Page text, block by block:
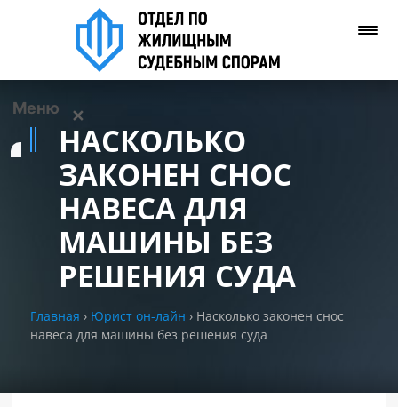
Меню ✕
Задать вопрос
(WhatsApp)
НАСКОЛЬКО
ЗАКОНЕН СНОС
НАВЕСА ДЛЯ
МАШИНЫ БЕЗ
РЕШЕНИЯ СУДА
Главная › Юрист он-лайн › Насколько законен снос
навеса для машины без решения суда